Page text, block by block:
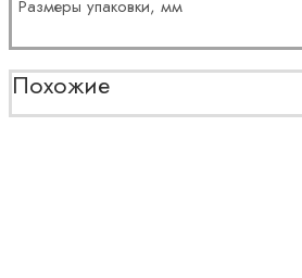
Размеры упаковки, мм
Похожие